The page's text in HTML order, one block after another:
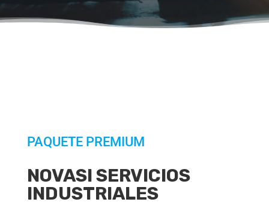
PAQUETE PREMIUM
NOVASI SERVICIOS
INDUSTRIALES